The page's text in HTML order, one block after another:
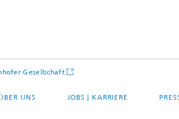
Gesellschaft
UNS JOBS | KARRIERE